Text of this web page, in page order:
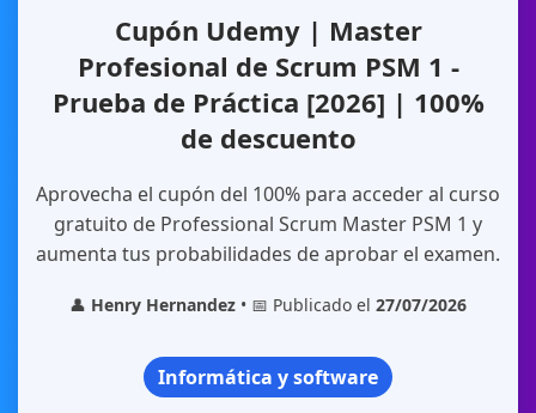
Cupón Udemy | Master
Profesional de Scrum PSM 1 -
Prueba de Práctica [2026] | 100%
de descuento
Aprovecha el cupón del 100% para acceder al curso
gratuito de Professional Scrum Master PSM 1 y
aumenta tus probabilidades de aprobar el examen.
👤 Henry Hernandez • 📅 Publicado el 27/07/2026
Informática y software